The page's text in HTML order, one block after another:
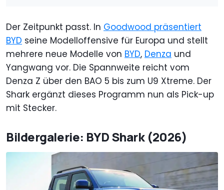
Der Zeitpunkt passt. In Goodwood präsentiert
BYD seine Modelloffensive für Europa und stellt
mehrere neue Modelle von BYD, Denza und
Yangwang vor. Die Spannweite reicht vom
Denza Z über den BAO 5 bis zum U9 Xtreme. Der
Shark ergänzt dieses Programm nun als Pick-up
mit Stecker.
Bildergalerie: BYD Shark (2026)